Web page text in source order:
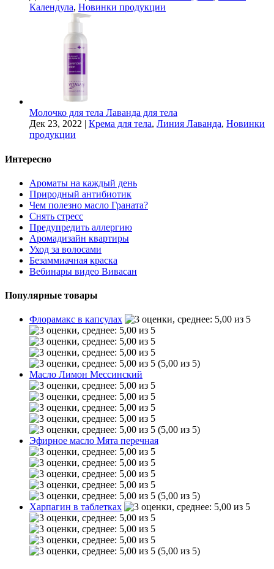
Календула, Новинки продукции
Молочко для тела Лаванда для тела
Дек 23, 2022 | Крема для тела, Линия Лаванда, Новинки
продукции
Интересно
Ароматы на каждый день
Природный антибиотик
Чем полезно масло Граната?
Снять стресс
Предупредить аллергию
Аромадизайн квартиры
Уход за волосами
Безаммиачная краска
Вебинары видео Вивасан
Популярные товары
Флорамакс в капсулах
(5,00 из 5)
Масло Лимон Мессинский
(5,00 из 5)
Эфирное масло Мята перечная
(5,00 из 5)
Харпагин в таблетках
(5,00 из 5)